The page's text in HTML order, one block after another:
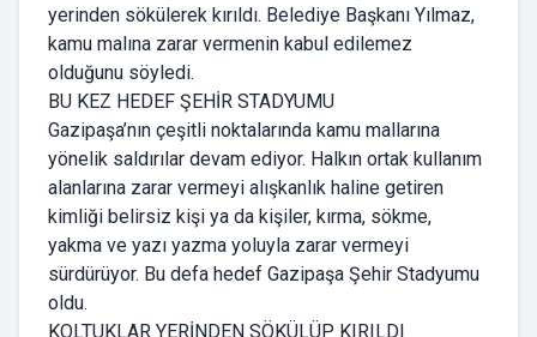
yerinden sökülerek kırıldı. Belediye Başkanı Yılmaz,
kamu malına zarar vermenin kabul edilemez
olduğunu söyledi.
BU KEZ HEDEF ŞEHİR STADYUMU
Gazipaşa’nın çeşitli noktalarında kamu mallarına
yönelik saldırılar devam ediyor. Halkın ortak kullanım
alanlarına zarar vermeyi alışkanlık haline getiren
kimliği belirsiz kişi ya da kişiler, kırma, sökme,
yakma ve yazı yazma yoluyla zarar vermeyi
sürdürüyor. Bu defa hedef Gazipaşa Şehir Stadyumu
oldu.
KOLTUKLAR YERİNDEN SÖKÜLÜP KIRILDI